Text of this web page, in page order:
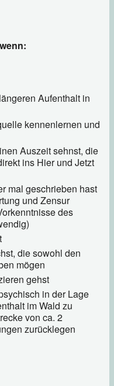
Aufenthalt in
kennenlernen und
Auszeit sehnst, die
ins Hier und Jetzt
mal geschrieben hast
und Zensur
des
die sowohl den
mögen
gehst
in der Lage
im Wald zu
von ca. 2
zurücklegen